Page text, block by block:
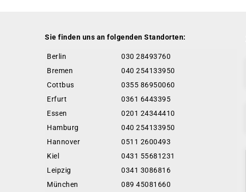
Sie finden uns an folgenden Standorten:
Berlin
030 28493760
Bremen
040 254133950
Cottbus
0355 86950060
Erfurt
0361 6443395
Essen
0201 24344410
Hamburg
040 254133950
Hannover
0511 2600493
Kiel
0431 55681231
Leipzig
0341 3086816
München
089 45081660